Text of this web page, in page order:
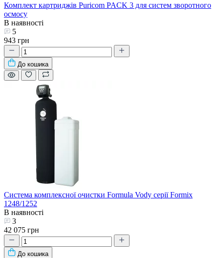
Комплект картриджів Puricom PACK 3 для систем зворотного
осмосу
В наявності
5
943 грн
До кошика
Система комплексної очистки Formula Vody серії Formix
1248/1252
В наявності
3
42 075 грн
До кошика